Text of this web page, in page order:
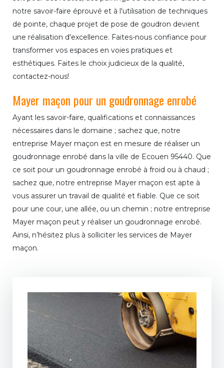
notre savoir-faire éprouvé et à l'utilisation de techniques
de pointe, chaque projet de pose de goudron devient
une réalisation d'excellence. Faites-nous confiance pour
transformer vos espaces en voies pratiques et
esthétiques. Faites le choix judicieux de la qualité,
contactez-nous!
Mayer maçon pour un goudronnage enrobé
Ayant les savoir-faire, qualifications et connaissances
nécessaires dans le domaine ; sachez que, notre
entreprise Mayer maçon est en mesure de réaliser un
goudronnage enrobé dans la ville de Ecouen 95440. Que
ce soit pour un goudronnage enrobé à froid ou à chaud ;
sachez que, notre entreprise Mayer maçon est apte à
vous assurer un travail de qualité et fiable. Que ce soit
pour une cour, une allée, ou un chemin ; notre entreprise
Mayer maçon peut y réaliser un goudronnage enrobé.
Ainsi, n’hésitez plus à solliciter les services de Mayer
maçon.